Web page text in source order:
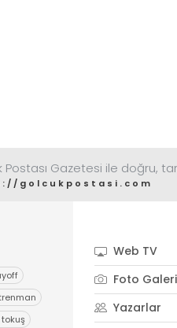
Postası Gazetesi ile doğru,
golcukpostasi.com
Web TV
Foto Galeri
Yazarlar